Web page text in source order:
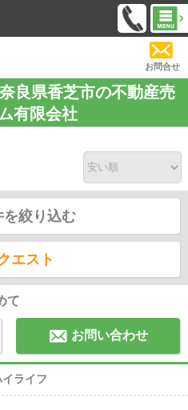
お問合せ
良県香芝市の不動産売
有限会社
を絞り込む
エスト
て
お問い合わせ
ライフ